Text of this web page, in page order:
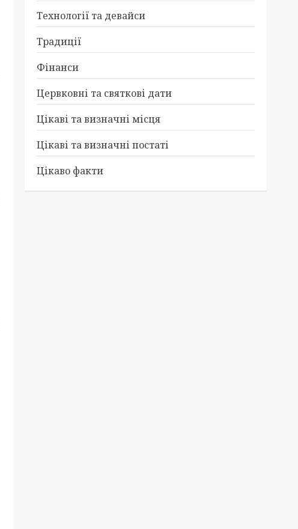
Технології та девайси
Традиції
Фінанси
Цервковні та святкові дати
Цікаві та визначні місця
Цікаві та визначні постаті
Цікаво факти